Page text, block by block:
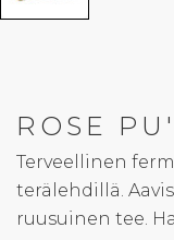
ROSE
Terveellinen
terälehdillä.
ruusuinen tee.